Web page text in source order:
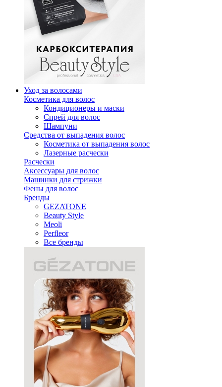
Уход за волосами
Косметика для волос
Кондиционеры и маски
Спрей для волос
Шампуни
Средства от выпадения волос
Косметика от выпадения волос
Лазерные расчески
Расчески
Аксессуары для волос
Машинки для стрижки
Фены для волос
Бренды
GEZATONE
Beauty Style
Meoli
Perfleor
Все бренды